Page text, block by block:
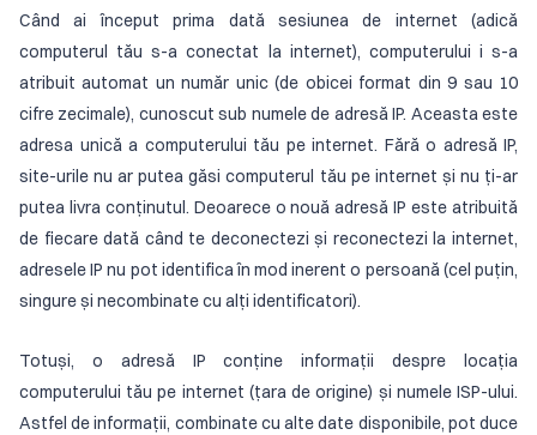
Când ai început prima dată sesiunea de internet (adică
computerul tău s-a conectat la internet), computerului i s-a
atribuit automat un număr unic (de obicei format din 9 sau 10
cifre zecimale), cunoscut sub numele de adresă IP. Aceasta este
adresa unică a computerului tău pe internet. Fără o adresă IP,
site-urile nu ar putea găsi computerul tău pe internet și nu ți-ar
putea livra conținutul. Deoarece o nouă adresă IP este atribuită
de fiecare dată când te deconectezi și reconectezi la internet,
adresele IP nu pot identifica în mod inerent o persoană (cel puțin,
singure și necombinate cu alți identificatori).
Totuși, o adresă IP conține informații despre locația
computerului tău pe internet (țara de origine) și numele ISP-ului.
Astfel de informații, combinate cu alte date disponibile, pot duce